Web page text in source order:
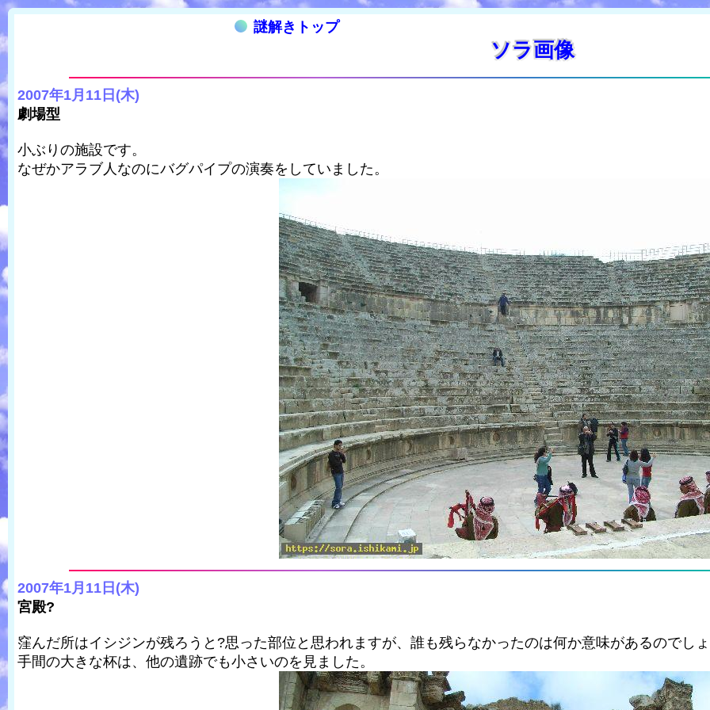
謎解きトップ
ソラ画像
2007年1月11日(木)
劇場型
小ぶりの施設です。
なぜかアラブ人なのにバグパイプの演奏をしていました。
2007年1月11日(木)
宮殿?
窪んだ所はイシジンが残ろうと?思った部位と思われますが、誰も残らなかったのは何か意味があるのでし
手間の大きな杯は、他の遺跡でも小さいのを見ました。